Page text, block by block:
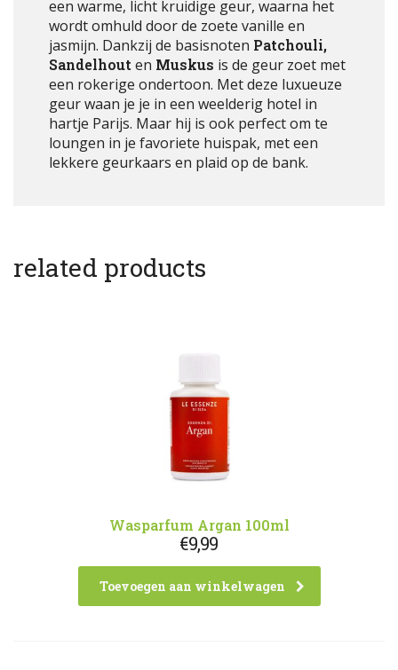
een warme, licht kruidige geur, waarna het
wordt omhuld door de zoete vanille en
jasmijn. Dankzij de basisnoten Patchouli,
Sandelhouten Muskus is de geur zoet met
een rokerige ondertoon. Met deze luxueuze
geur waan je je in een weelderig hotel in
hartje Parijs. Maar hij is ook perfect om te
loungen in je favoriete huispak, met een
lekkere geurkaars en plaid op de bank.
related products
Wasparfum Argan 100ml
€9,99
Toevoegen aan winkelwagen